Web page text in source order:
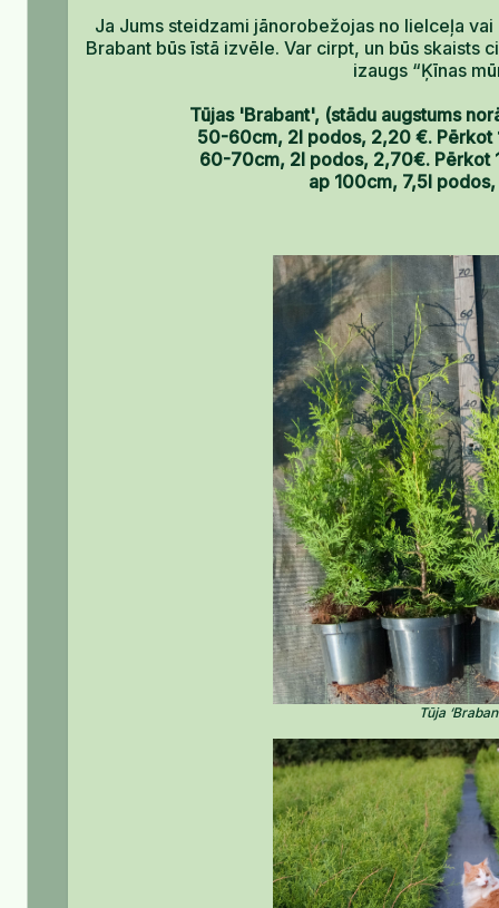
Ja Jums steidzami jānorobežojas no lielceļa
Brabant būs īstā izvēle. Var cirpt, un būs skaists
izaugs “Ķīnas
Tūjas 'Brabant', (stādu augstums
50-60cm, 2l podos, 2,20 €. Pērkot
60-70cm, 2l podos, 2,70€. Pērkot
ap 100cm, 7,5l
Tūja